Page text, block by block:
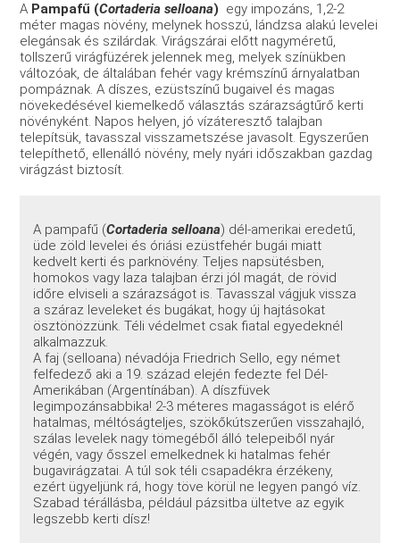
A Pampafű (Cortaderia selloana) egy impozáns, 1,2-2
méter magas növény, melynek hosszú, lándzsa alakú levelei
elegánsak és szilárdak. Virágszárai előtt nagyméretű,
tollszerű virágfüzérek jelennek meg, melyek színükben
változóak, de általában fehér vagy krémszínű árnyalatban
pompáznak. A díszes, ezüstszínű bugaivel és magas
növekedésével kiemelkedő választás szárazságtűrő kerti
növényként. Napos helyen, jó vízáteresztő talajban
telepítsük, tavasszal visszametszése javasolt. Egyszerűen
telepíthető, ellenálló növény, mely nyári időszakban gazdag
virágzást biztosít.
A pampafű (Cortaderia selloana) dél-amerikai eredetű,
üde zöld levelei és óriási ezüstfehér bugái miatt
kedvelt kerti és parknövény. Teljes napsütésben,
homokos vagy laza talajban érzi jól magát, de rövid
időre elviseli a szárazságot is. Tavasszal vágjuk vissza
a száraz leveleket és bugákat, hogy új hajtásokat
ösztönözzünk. Téli védelmet csak fiatal egyedeknél
alkalmazzuk.
A faj (selloana) névadója Friedrich Sello, egy német
felfedező aki a 19. század elején fedezte fel Dél-
Amerikában (Argentínában). A díszfüvek
legimpozánsabbika! 2-3 méteres magasságot is elérő
hatalmas, méltóságteljes, szökőkútszerűen visszahajló,
szálas levelek nagy tömegéből álló telepeiből nyár
végén, vagy ősszel emelkednek ki hatalmas fehér
bugavirágzatai. A túl sok téli csapadékra érzékeny,
ezért ügyeljünk rá, hogy töve körül ne legyen pangó víz.
Szabad térállásba, például pázsitba ültetve az egyik
legszebb kerti dísz!